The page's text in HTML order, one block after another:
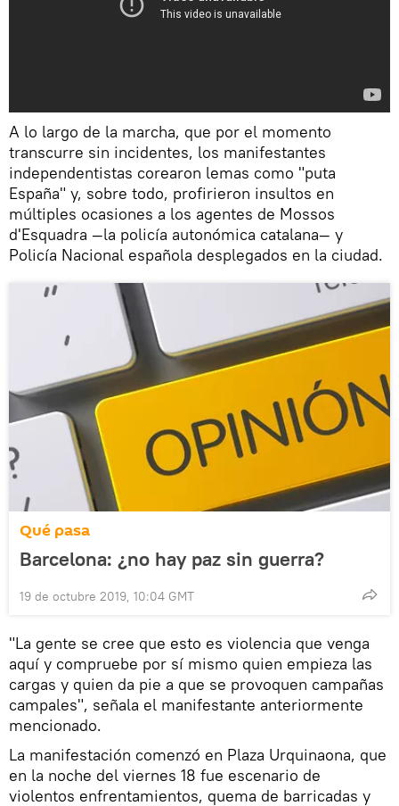
A lo largo de la marcha, que por el momento
transcurre sin incidentes, los manifestantes
independentistas corearon lemas como "puta
España" y, sobre todo, profirieron insultos en
múltiples ocasiones a los agentes de Mossos
d'Esquadra —la policía autonómica catalana— y
Policía Nacional española desplegados en la ciudad.
Qué pasa
Barcelona: ¿no hay paz sin guerra?
19 de octubre 2019, 10:04 GMT
"La gente se cree que esto es violencia que venga
aquí y compruebe por sí mismo quien empieza las
cargas y quien da pie a que se provoquen campañas
campales", señala el manifestante anteriormente
mencionado.
La manifestación comenzó en Plaza Urquinaona, que
en la noche del viernes 18 fue escenario de
violentos enfrentamientos, quema de barricadas y